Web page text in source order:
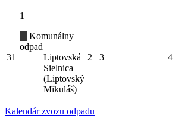
31
1
Komunálny
odpad
Liptovská
Sielnica
(Liptovský
Mikuláš)
2 3 4
Kalendár zvozu odpadu